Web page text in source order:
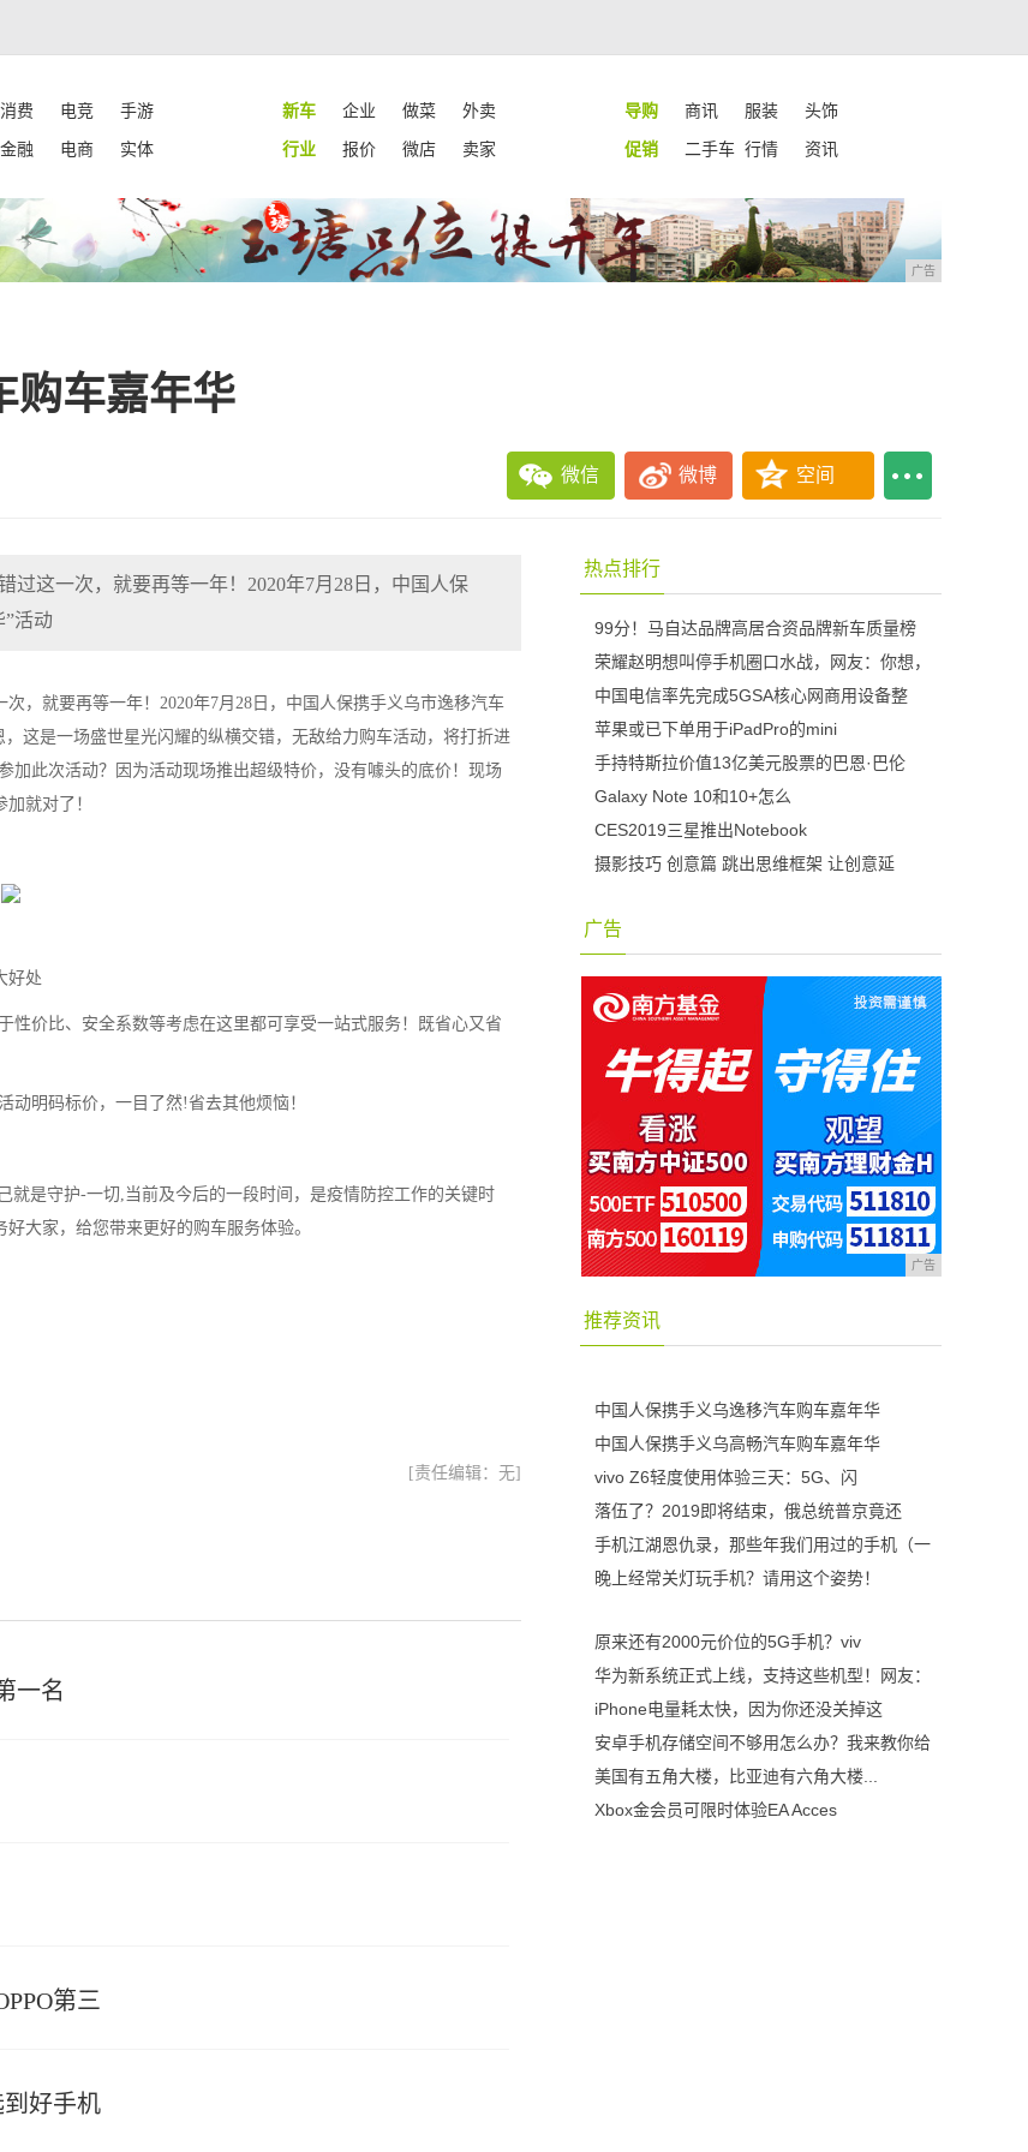
消费 电竞 手游 新车 企业 做菜 外卖 导购 商讯 服装
头饰
金融 电商 实体 行业 报价 微店 卖家 促销 二手车 行情 资讯
广告
购车嘉年华
微信 微博 空间
这一次，就要再等一年！2020年7月28日，中国人保
活动
，就要再等一年！2020年7月28日，中国人保携手义乌市逸移汽车
这是一场盛世星光闪耀的纵横交错，无敌给力购车活动，将打折进
此次活动？因为活动现场推出超级特价，没有噱头的底价！现场
就对了！
好处
性价比、安全系数等考虑在这里都可享受一站式服务！既省心又省
动明码标价，一目了然!省去其他烦恼！
是守护-一切,当前及今后的一段时间，是疫情防控工作的关键时
大家，给您带来更好的购车服务体验。
[责任编辑：无]
一名
第三
好手机
热点排行
99分！马自达品牌高居合资品牌新车质量榜
荣耀赵明想叫停手机圈口水战，网友：你想，
中国电信率先完成5GSA核心网商用设备整
苹果或已下单用于iPadPro的mini
手持特斯拉价值13亿美元股票的巴恩·巴伦
Galaxy Note 10和10+怎么
CES2019三星推出Notebook
摄影技巧 创意篇 跳出思维框架 让创意延
广告
广告
推荐资讯
中国人保携手义乌逸移汽车购车嘉年华
中国人保携手义乌高畅汽车购车嘉年华
vivo Z6轻度使用体验三天：5G、闪
落伍了？2019即将结束，俄总统普京竟还
手机江湖恩仇录，那些年我们用过的手机（一
晚上经常关灯玩手机？请用这个姿势！
原来还有2000元价位的5G手机？viv
华为新系统正式上线，支持这些机型！网友：
iPhone电量耗太快，因为你还没关掉这
安卓手机存储空间不够用怎么办？我来教你给
美国有五角大楼，比亚迪有六角大楼...
Xbox金会员可限时体验EA Acces